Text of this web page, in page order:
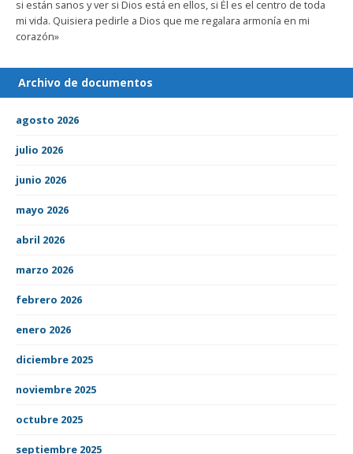
si están sanos y ver si Dios está en ellos, si Él es el centro de toda
mi vida. Quisiera pedirle a Dios que me regalara armonía en mi
corazón»
Archivo de documentos
agosto 2026
julio 2026
junio 2026
mayo 2026
abril 2026
marzo 2026
febrero 2026
enero 2026
diciembre 2025
noviembre 2025
octubre 2025
septiembre 2025